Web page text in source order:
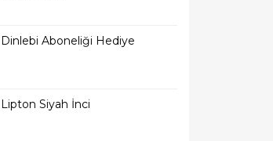
Dinlebi Aboneliği Hediye
Lipton Siyah İnci